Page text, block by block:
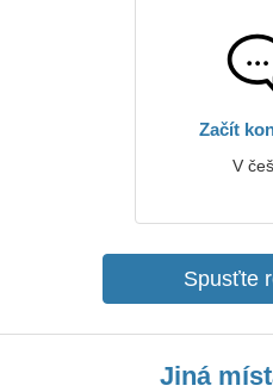
Začít
V
Spusťte
Jiná